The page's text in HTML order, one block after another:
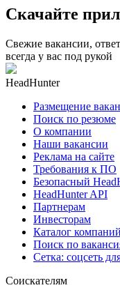
Скачайте
Свежие вакансии,
всегда у вас под рукой
HeadHunter
Размещение
Поиск по резюме
О компании
Наши вакансии
Реклама на сайте
Требования к ПО
Безопасный
HeadHunter API
Партнерам
Инвесторам
Каталог компаний
Поиск по
Сетка: соцсеть
Соискателям